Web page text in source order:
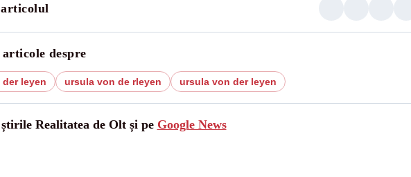
despre
leyen ursula von de rleyen ursula von der leyen
Realitatea de Olt și pe Google News